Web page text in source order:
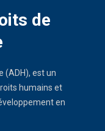
de
(ADH), est un
humains et
en